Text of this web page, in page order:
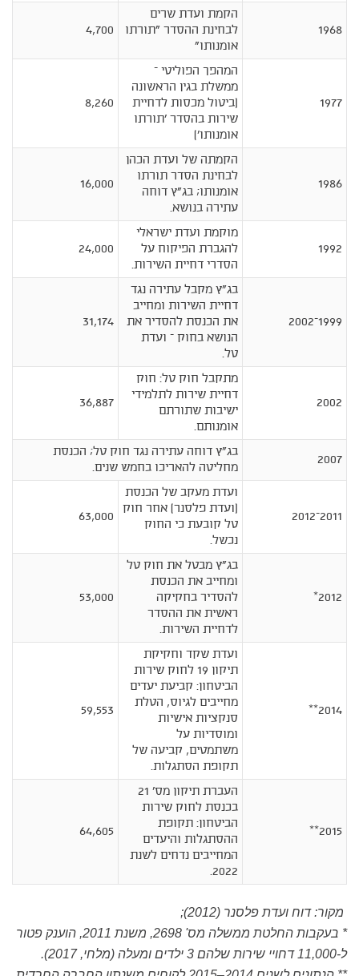
1968
הקמת ועדת שרים
לבחינת ההסדר "תורתו
אומנותו"
4,700
1977
המהפך הפוליטי –
ממשלת בגין הראשונה
(ביטול מכסות לדחיית
שירות בהסדר 'תורתו
אומנותו')
8,260
1986
הקמתה של ועדת הכהן
לבחינת הסדר תורתו
אומנותו; בג"ץ דוחה
עתירה בנושא.
16,000
1992
מוקמת ועדת ישראלי
להגברת הפיקוח על
הסדרי דחיית השירות.
24,000
1999–2002
בג"ץ מקבל עתירה נגד
דחיית השירות ומחייב
את הכנסת להסדיר את
הנושא בחוק – ועדת
טל.
31,174
2002
מתקבל חוק טל: חוק
דחיית שירות לתלמידי
ישיבות שתורתם
אומנותם.
36,887
2007
בג"ץ דוחה עתירה נגד חוק טל; הכנסת
מחליטה להאריכו בחמש שנים.
2011–2012
ועדת מעקב של הכנסת
(ועדת פלסנר) אחר חוק
טל קובעת כי החוק
נכשל.
63,000
2012*
בג"ץ מבטל את חוק טל
ומחייב את הכנסת
להסדיר בחקיקה
ראשית את ההסדר
לדחיית השירות.
53,000
2014**
ועדת שקד וחקיקת
תיקון 19 לחוק שירות
הביטחון: קביעת יעדים
מחייבים לגיוס, הטלת
סנקציות אישיות
ומוסדיות על
משתמטים, קביעה של
תקופת הסתגלות.
59,553
2015**
העברת תיקון מס' 21
בכנסת לחוק שירות
הביטחון: תקופת
ההסתגלות והיעדים
המחייבים נדחים לשנת
2022.
64,605
מקור: דוח ועדת פלסנר (2012);
* בעקבות החלטת ממשלה מס' 2698, משנת 2011, הוענק פטור
ל-11,000 דחויי שירות שלהם 3 ילדים ומעלה (מלחי, 2017).